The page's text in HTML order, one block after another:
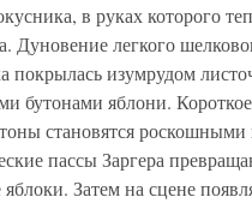
в руках которого
Дуновение легкого
покрылась изумрудом
бутонами яблони. Короткое
становятся
пассы Заргера
Затем на сцене